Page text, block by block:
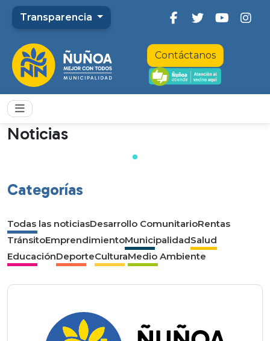
Transparencia
Contáctanos
Noticias
Categorías
Todas las noticiasDesarrollo ComunitarioRentas
TránsitoEmprendimientoMunicipalidadSalud
EducaciónDeporteCulturaMedio Ambiente